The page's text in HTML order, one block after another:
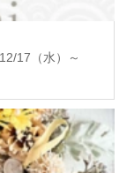
17（水）～